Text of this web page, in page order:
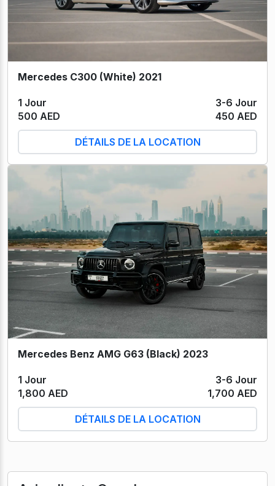
Mercedes C300 (White) 2021
1 Jour
3-6 Jour
500 AED
450 AED
DÉTAILS DE LA LOCATION
Mercedes Benz AMG G63 (Black) 2023
1 Jour
3-6 Jour
1,800 AED
1,700 AED
DÉTAILS DE LA LOCATION